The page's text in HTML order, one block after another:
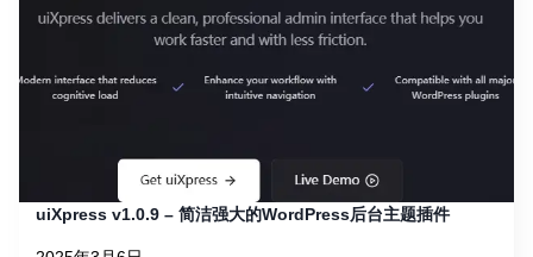
uiXpress v1.0.9 – 简洁强大的WordPress后台主题插件